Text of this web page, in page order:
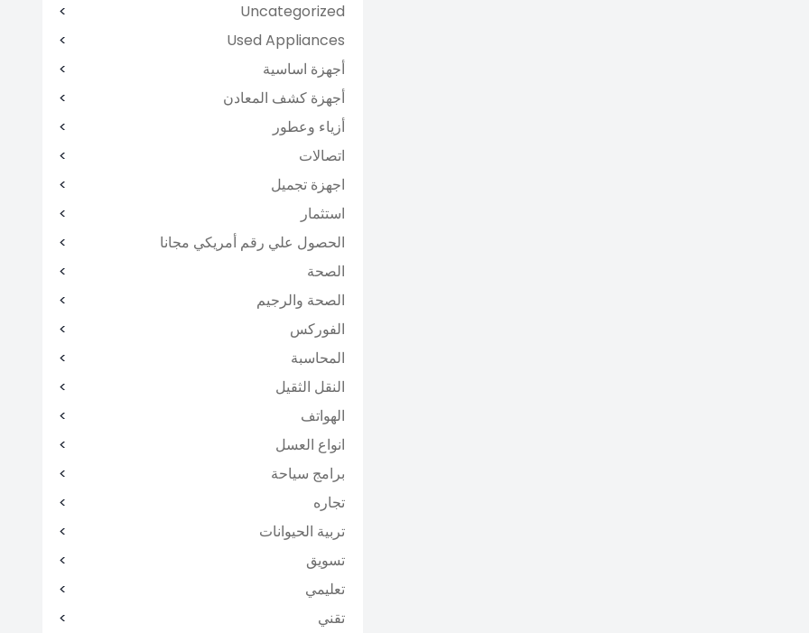
Uncategorized
Used Appliances
أجهزة اساسية
أجهزة كشف المعادن
أزياء وعطور
اتصالات
اجهزة تجميل
استثمار
الحصول علي رقم أمريكي مجانا
الصحة
الصحة والرجيم
الفوركس
المحاسبة
النقل الثقيل
الهواتف
انواع العسل
برامج سياحة
تجاره
تربية الحيوانات
تسويق
تعليمي
تقني